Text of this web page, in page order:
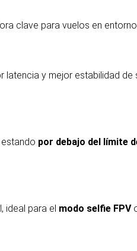
clave para vuelos en
y mejor estabilidad
por debajo del límite
ideal para el modo selfie FPV